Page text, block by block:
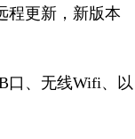
程更新，新版本
口、无线Wifi、以